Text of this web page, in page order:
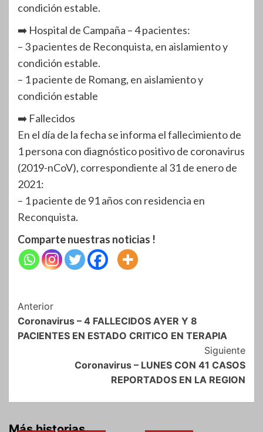
condición estable.
➡️ Hospital de Campaña – 4 pacientes:
– 3 pacientes de Reconquista, en aislamiento y
condición estable.
– 1 paciente de Romang, en aislamiento y
condición estable
➡️ Fallecidos
En el día de la fecha se informa el fallecimiento de
1 persona con diagnóstico positivo de coronavirus
(2019-nCoV), correspondiente al 31 de enero de
2021:
– 1 paciente de 91 años con residencia en
Reconquista.
Comparte nuestras noticias !
Navegación
de
entradas
Anterior
Coronavirus – 4 FALLECIDOS AYER Y 8
PACIENTES EN ESTADO CRITICO EN TERAPIA
Siguiente
Coronavirus – LUNES CON 41 CASOS
REPORTADOS EN LA REGION
Más historias